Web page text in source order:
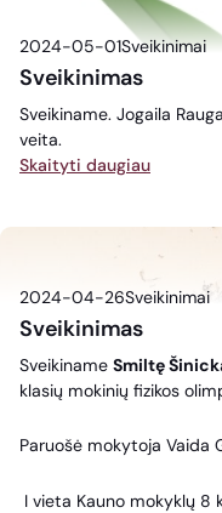
2024-05-01Sveikinimai
Sveikinimas
Sveikiname. Jogaila
veita.
Skaityti daugiau
2024-04-26Sveikinimai
Sveikinimas
Sveikiname Smiltę
klasių mokinių fizikos
Paruošė mokytoja Vaida
I vieta Kauno mokyklų 8